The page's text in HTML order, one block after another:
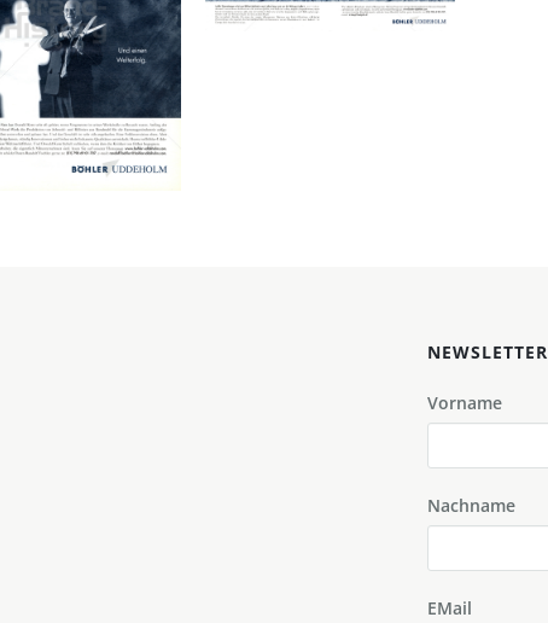
BÖHLER
UDDEHOLM
Böhler-Uddeholm
AG
2000
Bild-ID: 31611
BÖHLERBild-ID: 71086
NEWSLETTER
Vorname
Nachname
EMail